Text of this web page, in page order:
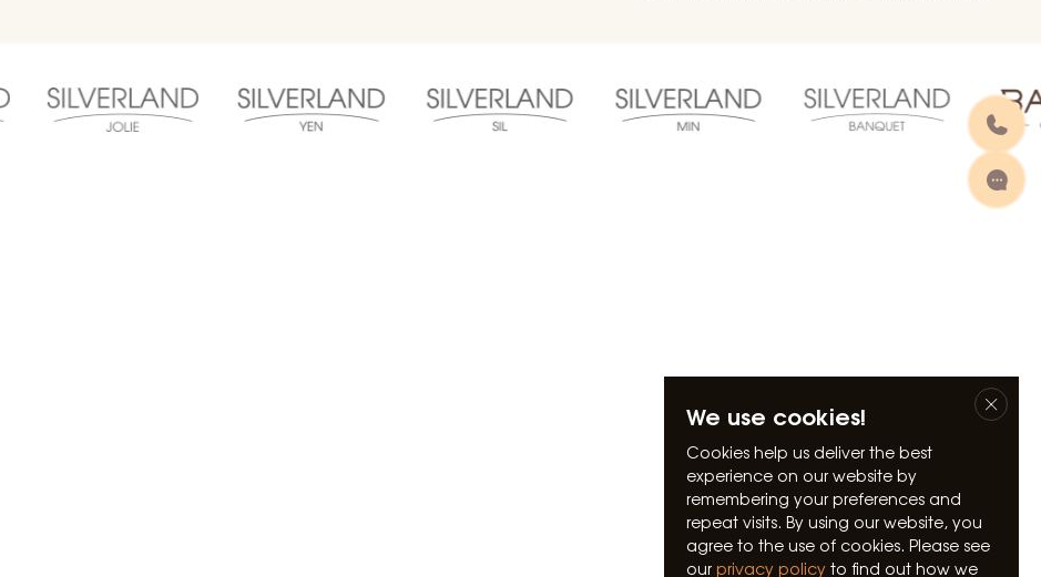
We use cookies!
Cookies help us deliver the best
experience on our website by
remembering your preferences and
repeat visits. By using our website, you
agree to the use of cookies. Please see
our privacy policy to find out how we